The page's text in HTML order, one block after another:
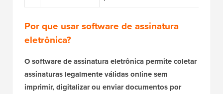
Por que usar software de assinatura
eletrônica?
O software de assinatura eletrônica permite coletar
assinaturas legalmente válidas online sem
imprimir, digitalizar ou enviar documentos por